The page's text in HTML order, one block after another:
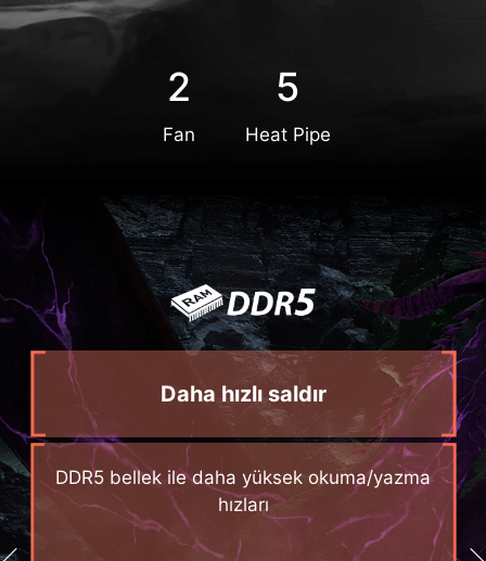
2
Fan
5
Heat Pipe
Daha hızlı saldır
DDR5 bellek ile daha yüksek okuma/yazma
hızları